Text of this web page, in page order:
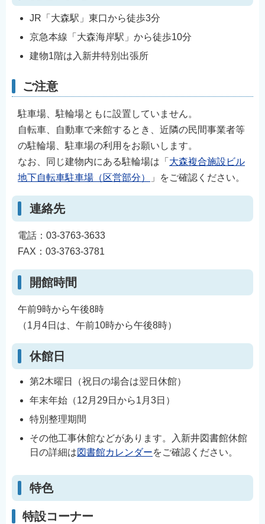
JR「大森駅」東口から徒歩3分
京急本線「大森海岸駅」から徒歩10分
建物1階は入新井特別出張所
ご注意
駐車場、駐輪場ともに設置していません。
自転車、自動車で来館するとき、近隣の民間事業者等
の駐輪場、駐車場の利用をお願いします。
なお、同じ建物内にある駐輪場は「 大森複合施設ビル
地下自転車駐車場（区営部分）
」をご確認ください。
連絡先
電話：03-3763-3633
FAX：03-3763-3781
開館時間
午前9時から午後8時
（1月4日は、午前10時から午後8時）
休館日
第2木曜日（祝日の場合は翌日休館）
年末年始（12月29日から1月3日）
特別整理期間
その他工事休館などがあります。入新井図書館休館
日の詳細は図書館カレンダーをご確認ください。
特色
特設コーナー
繁體中文
नेपाली
Filipino